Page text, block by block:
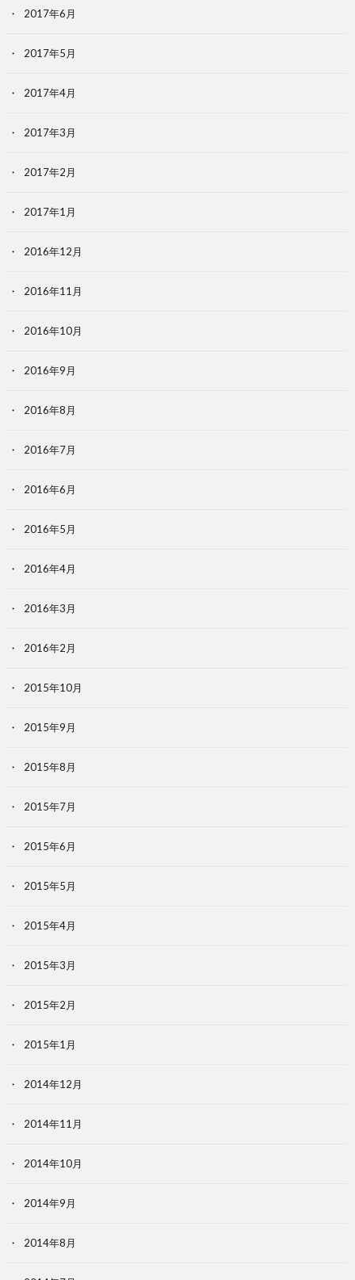
2017年6月
2017年5月
2017年4月
2017年3月
2017年2月
2017年1月
2016年12月
2016年11月
2016年10月
2016年9月
2016年8月
2016年7月
2016年6月
2016年5月
2016年4月
2016年3月
2016年2月
2015年10月
2015年9月
2015年8月
2015年7月
2015年6月
2015年5月
2015年4月
2015年3月
2015年2月
2015年1月
2014年12月
2014年11月
2014年10月
2014年9月
2014年8月